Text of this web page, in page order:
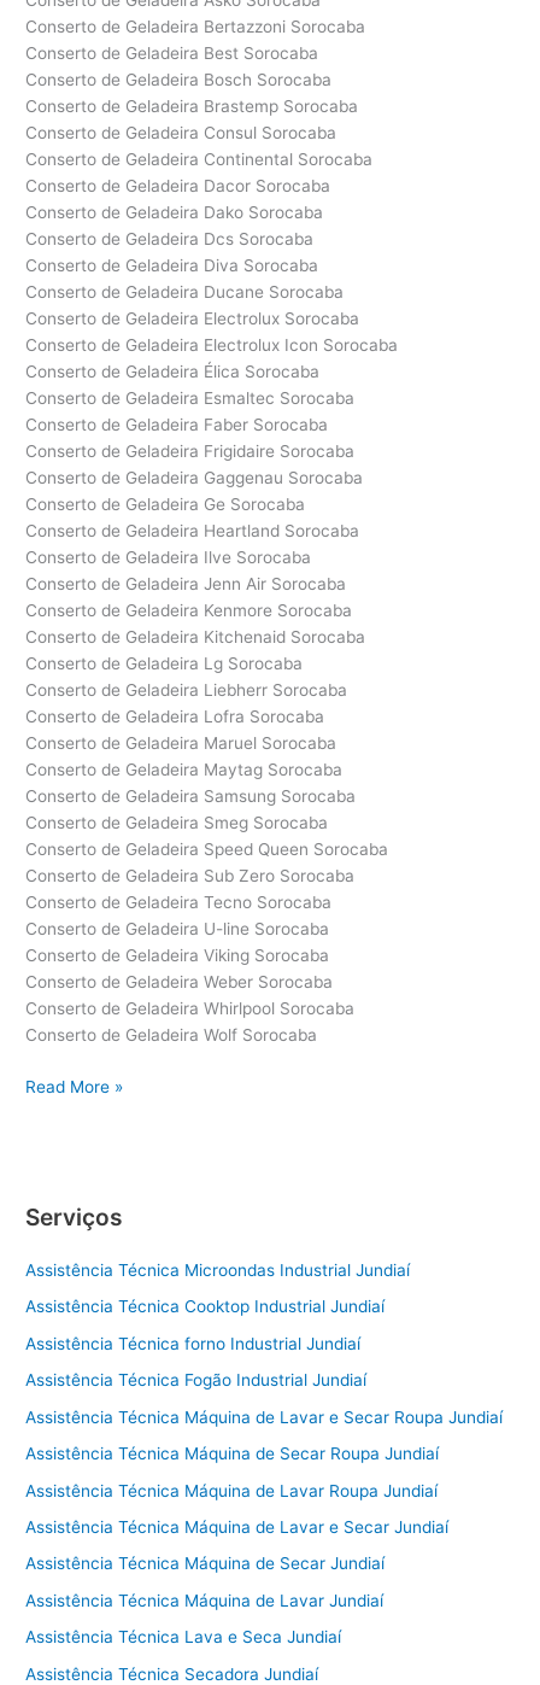
Conserto de Geladeira Bertazzoni Sorocaba
Conserto de Geladeira Best Sorocaba
Conserto de Geladeira Bosch Sorocaba
Conserto de Geladeira Brastemp Sorocaba
Conserto de Geladeira Consul Sorocaba
Conserto de Geladeira Continental Sorocaba
Conserto de Geladeira Dacor Sorocaba
Conserto de Geladeira Dako Sorocaba
Conserto de Geladeira Dcs Sorocaba
Conserto de Geladeira Diva Sorocaba
Conserto de Geladeira Ducane Sorocaba
Conserto de Geladeira Electrolux Sorocaba
Conserto de Geladeira Electrolux Icon Sorocaba
Conserto de Geladeira Élica Sorocaba
Conserto de Geladeira Esmaltec Sorocaba
Conserto de Geladeira Faber Sorocaba
Conserto de Geladeira Frigidaire Sorocaba
Conserto de Geladeira Gaggenau Sorocaba
Conserto de Geladeira Ge Sorocaba
Conserto de Geladeira Heartland Sorocaba
Conserto de Geladeira Ilve Sorocaba
Conserto de Geladeira Jenn Air Sorocaba
Conserto de Geladeira Kenmore Sorocaba
Conserto de Geladeira Kitchenaid Sorocaba
Conserto de Geladeira Lg Sorocaba
Conserto de Geladeira Liebherr Sorocaba
Conserto de Geladeira Lofra Sorocaba
Conserto de Geladeira Maruel Sorocaba
Conserto de Geladeira Maytag Sorocaba
Conserto de Geladeira Samsung Sorocaba
Conserto de Geladeira Smeg Sorocaba
Conserto de Geladeira Speed Queen Sorocaba
Conserto de Geladeira Sub Zero Sorocaba
Conserto de Geladeira Tecno Sorocaba
Conserto de Geladeira U-line Sorocaba
Conserto de Geladeira Viking Sorocaba
Conserto de Geladeira Weber Sorocaba
Conserto de Geladeira Whirlpool Sorocaba
Conserto de Geladeira Wolf Sorocaba
Conserto
Read More »
Serviços
Assistência Técnica Microondas Industrial Jundiaí
Assistência Técnica Cooktop Industrial Jundiaí
Assistência Técnica forno Industrial Jundiaí
Assistência Técnica Fogão Industrial Jundiaí
Assistência Técnica Máquina de Lavar e Secar Roupa Jundiaí
Assistência Técnica Máquina de Secar Roupa Jundiaí
Assistência Técnica Máquina de Lavar Roupa Jundiaí
Assistência Técnica Máquina de Lavar e Secar Jundiaí
Assistência Técnica Máquina de Secar Jundiaí
Assistência Técnica Máquina de Lavar Jundiaí
Assistência Técnica Lava e Seca Jundiaí
Assistência Técnica Secadora Jundiaí